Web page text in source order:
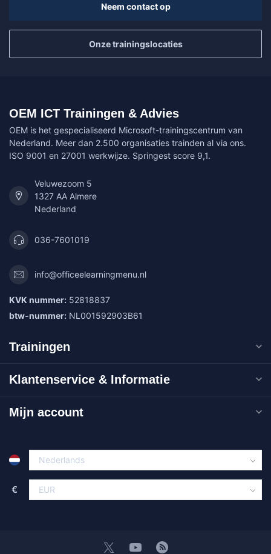
Neem contact op
Onze trainingslocaties
OEM ICT Trainingen & Advies
OEM is het gespecialiseerd Microsoft-trainingscentrum van
Nederland. Meer dan 2.500 organisaties trainden al via ons.
ISO 9001 en 27001 werkwijze. Springest score 9,1.
Veluwezoom 5
1327 AA Almere
Nederland
036-7601019
info@officeelearningmenu.nl
KVK nummer: 52818837
btw-nummer: NL001592903B61
Trainingen
Klantenservice & Informatie
Mijn account
€